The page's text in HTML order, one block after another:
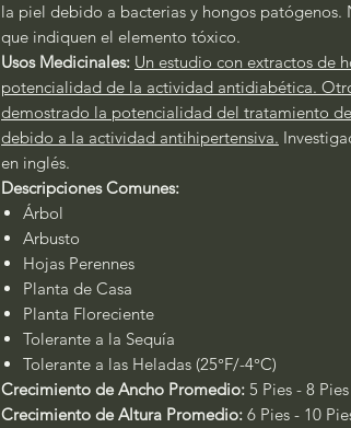
la piel debido a bacterias y hongos patógenos.
que indiquen el elemento tóxico.
Usos Medicinales: Un estudio con extractos de
potencialidad de la actividad antidiabética.
demostrado la potencialidad del tratamiento
debido a la actividad antihipertensiva.
en inglés.
Descripciones Comunes:
Árbol
Arbusto
Hojas Perennes
Planta de Casa
Planta Floreciente
Tolerante a la Sequía
Tolerante a las Heladas (25°F/-4°C)
Crecimiento de Ancho Promedio: 5 Pies - 8 Pies
Crecimiento de Altura Promedio: 6 Pies - 10